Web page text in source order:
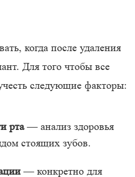
когда после удаления
Для того чтобы все
следующие факторы:
рта— анализ здоровья
стоящих зубов.
— конкретно для